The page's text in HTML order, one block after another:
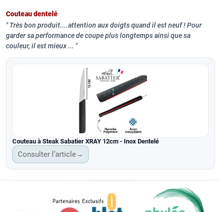
Couteau dentelé
Très bon produit....attention aux doigts quand il est neuf ! Pour
garder sa performance de coupe plus longtemps ainsi que sa
couleur, il est mieux ...
Couteau à Steak Sabatier XRAY 12cm - Inox Dentelé
Consulter l’article→